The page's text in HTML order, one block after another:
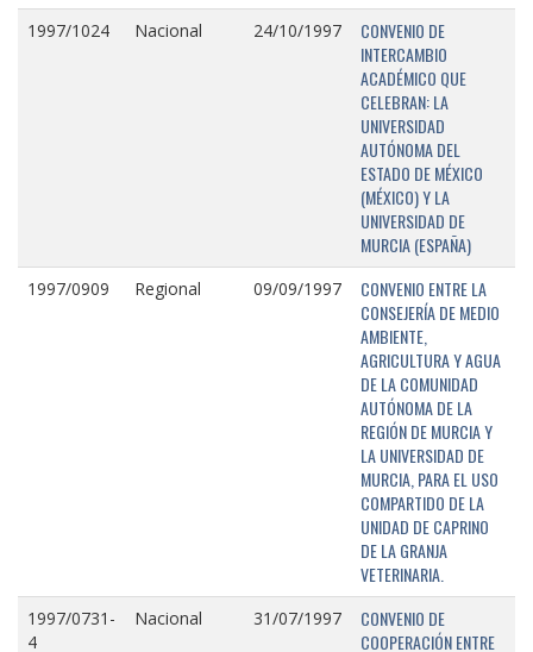
1997/1024 Nacional 24/10/1997
CONVENIO DE
INTERCAMBIO
ACADÉMICO QUE
CELEBRAN: LA
UNIVERSIDAD
AUTÓNOMA DEL
ESTADO DE MÉXICO
(MÉXICO) Y LA
UNIVERSIDAD DE
MURCIA (ESPAÑA)
1997/0909 Regional 09/09/1997
CONVENIO ENTRE LA
CONSEJERÍA DE MEDIO
AMBIENTE,
AGRICULTURA Y AGUA
DE LA COMUNIDAD
AUTÓNOMA DE LA
REGIÓN DE MURCIA Y
LA UNIVERSIDAD DE
MURCIA, PARA EL USO
COMPARTIDO DE LA
UNIDAD DE CAPRINO
DE LA GRANJA
VETERINARIA.
1997/0731-
4
Nacional 31/07/1997
CONVENIO DE
COOPERACIÓN ENTRE